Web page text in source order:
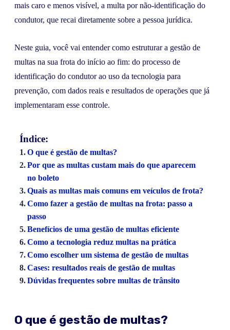
mais caro e menos visível, a multa por não-identificação do
condutor, que recai diretamente sobre a pessoa jurídica.
Neste guia, você vai entender como estruturar a gestão de
multas na sua frota do início ao fim: do processo de
identificação do condutor ao uso da tecnologia para
prevenção, com dados reais e resultados de operações que já
implementaram esse controle.
Índice:
O que é gestão de multas?
Por que as multas custam mais do que aparecem
no boleto
Quais as multas mais comuns em veículos de frota?
Como fazer a gestão de multas na frota: passo a
passo
Benefícios de uma gestão de multas eficiente
Como a tecnologia reduz multas na prática
Como escolher um sistema de gestão de multas
Cases: resultados reais de gestão de multas
Dúvidas frequentes sobre multas de trânsito
O que é gestão de multas?